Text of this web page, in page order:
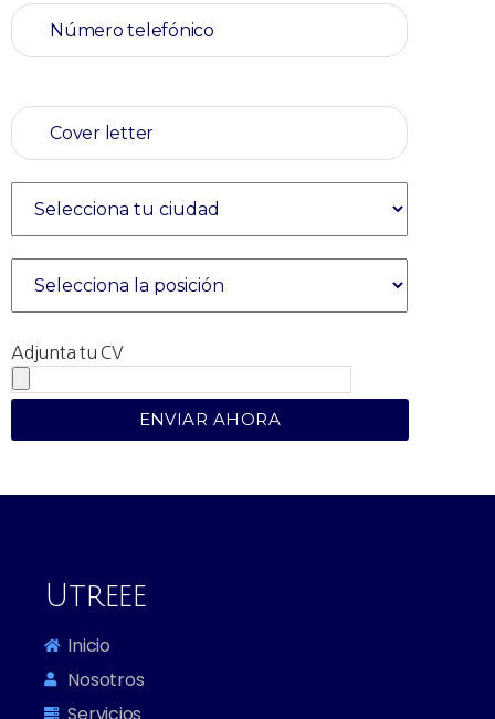
Adjunta tu CV
Utreee
Inicio
Nosotros
Servicios